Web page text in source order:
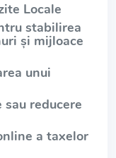
Locale
stabilirea
și mijloace
unui
reducere
a taxelor